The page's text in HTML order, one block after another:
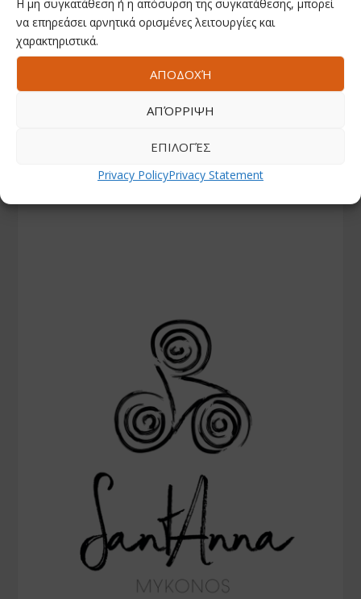
Η μη συγκατάθεση ή η απόσυρση της συγκατάθεσης, μπορεί
να επηρεάσει αρνητικά ορισμένες λειτουργίες και
χαρακτηριστικά.
ΑΠΟΔΟΧΉ
ΑΠΌΡΡΙΨΗ
ΕΠΙΛΟΓΈΣ
Privacy PolicyPrivacy Statement